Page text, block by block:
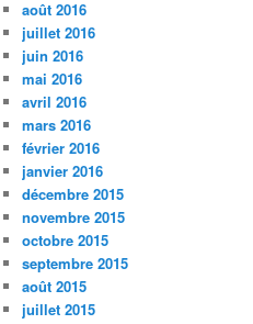
août 2016
juillet 2016
juin 2016
mai 2016
avril 2016
mars 2016
février 2016
janvier 2016
décembre 2015
novembre 2015
octobre 2015
septembre 2015
août 2015
juillet 2015